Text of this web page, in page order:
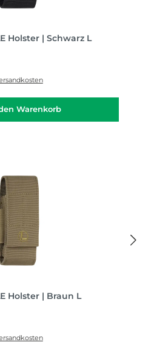
Leatherman MOLLE Holster | Schwarz L
Warenkorb
Leatherman MOLLE Holster | Braun L